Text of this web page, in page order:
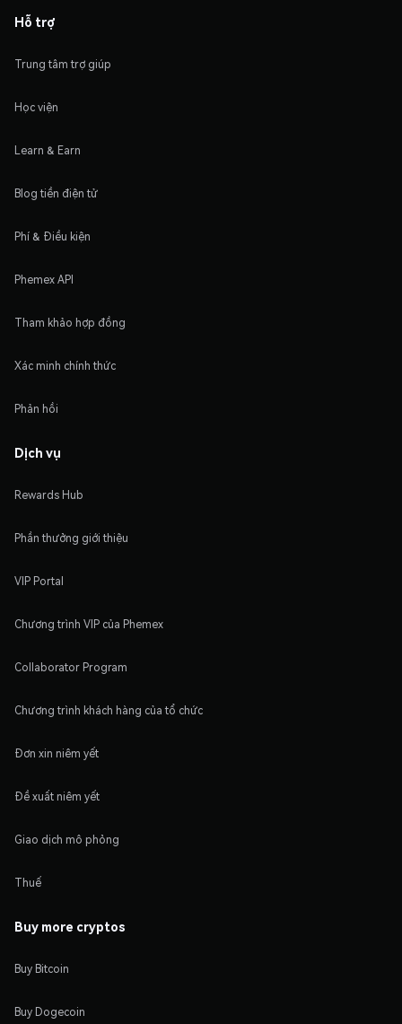
Hỗ trợ
Trung tâm trợ giúp
Học viện
Learn & Earn
Blog tiền điện tử
Phí & Điều kiện
Phemex API
Tham khảo hợp đồng
Xác minh chính thức
Phản hồi
Dịch vụ
Rewards Hub
Phần thưởng giới thiệu
VIP Portal
Chương trình VIP của Phemex
Collaborator Program
Chương trình khách hàng của tổ chức
Đơn xin niêm yết
Đề xuất niêm yết
Giao dịch mô phỏng
Thuế
Buy more cryptos
Buy Bitcoin
Buy Dogecoin